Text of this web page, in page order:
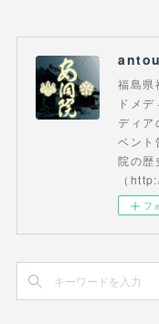
福島県
ドメ
ディア
ベント
院の歴
（
フ